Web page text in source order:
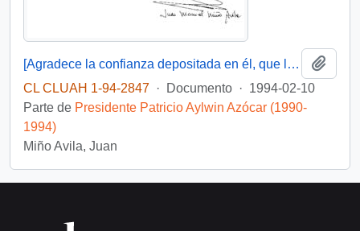
[Agradece la confianza depositada en él, que le posibilito servir en su gobierno]
CL CLUAH 1-94-2847 · Documento · 1994-02-10
Parte de Presidente Patricio Aylwin Azócar (1990-
1994)
Miño Avila, Juan